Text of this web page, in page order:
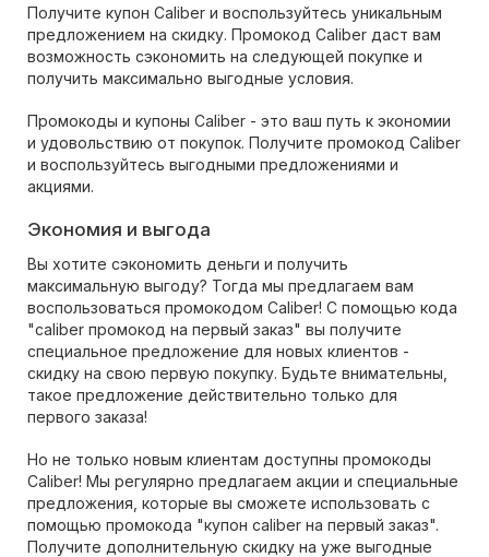
Получите купон Caliber и воспользуйтесь уникальным
предложением на скидку. Промокод Caliber даст вам
возможность сэкономить на следующей покупке и
получить максимально выгодные условия.
Промокоды и купоны Caliber - это ваш путь к экономии
и удовольствию от покупок. Получите промокод Caliber
и воспользуйтесь выгодными предложениями и
акциями.
Экономия и выгода
Вы хотите сэкономить деньги и получить
максимальную выгоду? Тогда мы предлагаем вам
воспользоваться промокодом Caliber! С помощью кода
"caliber промокод на первый заказ" вы получите
специальное предложение для новых клиентов -
скидку на свою первую покупку. Будьте внимательны,
такое предложение действительно только для
первого заказа!
Но не только новым клиентам доступны промокоды
Caliber! Мы регулярно предлагаем акции и специальные
предложения, которые вы сможете использовать с
помощью промокода "купон caliber на первый заказ".
Получите дополнительную скидку на уже выгодные